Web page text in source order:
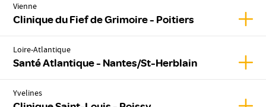
Vienne
Clinique du Fief de Grimoire - Poitiers
Loire-Atlantique
Santé Atlantique - Nantes/St-Herblain
Yvelines